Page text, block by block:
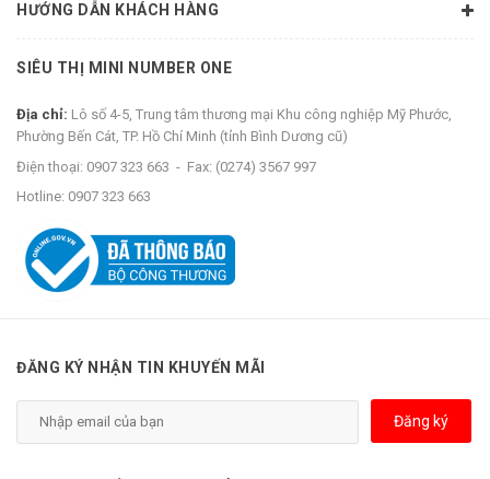
HƯỚNG DẪN KHÁCH HÀNG
SIÊU THỊ MINI NUMBER ONE
Địa chỉ: Lô số 4-5, Trung tâm thương mại Khu công nghiệp Mỹ Phước,
Phường Bến Cát, TP. Hồ Chí Minh (tỉnh Bình Dương cũ)
Điện thoại: 0907 323 663 - Fax: (0274) 3567 997
Hotline: 0907 323 663
ĐĂNG KÝ NHẬN TIN KHUYẾN MÃI
Đăng ký